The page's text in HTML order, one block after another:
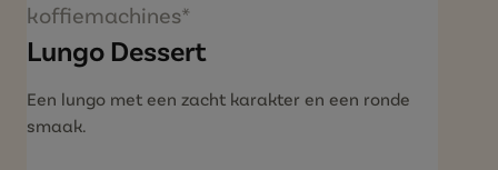
koffiemachines*
Lungo Dessert
Een lungo met een zacht karakter en een ronde
smaak.